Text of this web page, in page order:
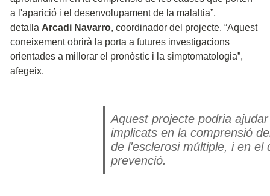
a l'aparició i el desenvolupament de la malaltia”,
detalla Arcadi Navarro, coordinador del projecte. “Aquest
coneixement obrirà la porta a futures investigacions
orientades a millorar el pronòstic i la simptomatologia”,
afegeix.
Aquest projecte podria
implicats en la comprensió
de l'esclerosi múltiple, i en el
prevenció.